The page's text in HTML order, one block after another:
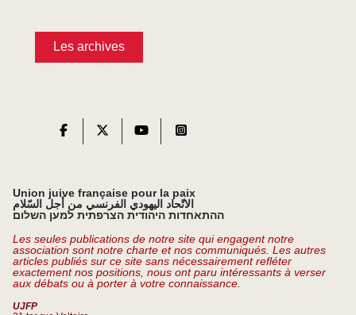
Les archives
Union juive française pour la paix
الاتّحاد اليهودي الفرنسي من أجل السّلام
ההתאחדות היהודית הצרפתית למען השלום
Les seules publications de notre site qui engagent notre
association sont notre charte et nos communiqués. Les autres
articles publiés sur ce site sans nécessairement refléter
exactement nos positions, nous ont paru intéressants à verser
aux débats ou à porter à votre connaissance.
UJFP